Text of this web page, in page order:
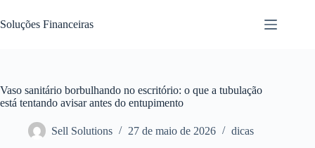
para
o
Soluções Financeiras
Vaso sanitário borbulhando no escritório: o que a tubulação
está tentando avisar antes do entupimento
Sell Solutions 27 de maio de 2026 dicas